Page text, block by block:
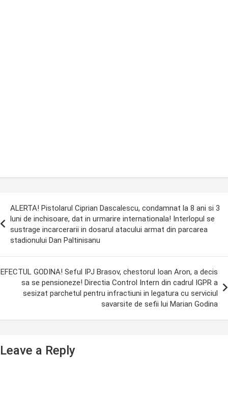
ALERTA! Pistolarul Ciprian Dascalescu, condamnat la 8 ani si 3
luni de inchisoare, dat in urmarire internationala! Interlopul se
sustrage incarcerarii in dosarul atacului armat din parcarea
stadionului Dan Paltinisanu
EFECTUL GODINA! Seful IPJ Brasov, chestorul Ioan Aron, a decis
sa se pensioneze! Directia Control Intern din cadrul IGPR a
sesizat parchetul pentru infractiuni in legatura cu serviciul
savarsite de sefii lui Marian Godina
Leave a Reply